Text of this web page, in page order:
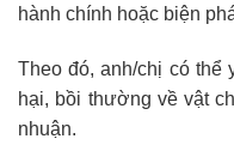
hành chính hoặc biện
Theo đó, anh/chị có
hại, bồi thường về vật
nhuận.